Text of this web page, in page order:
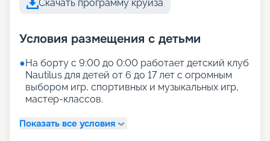
Скачать программу круиза
Условия размещения с детьми
●На борту с 9:00 до 0:00 работает детский клуб
Nautilus для детей от 6 до 17 лет с огромным
выбором игр, спортивных и музыкальных игр,
мастер-классов.
Показать все условия